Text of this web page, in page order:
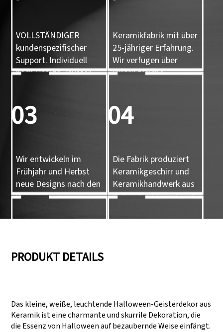
VOLLSTÄNDIGER
kundenspezifischer
Support. Individuell
nach Design, Muster
Keramikfabrik mit über
25-jähriger Erfahrung.
Wir verfügen über
umfangreiche
03
Wir entwickeln im
Frühjahr und Herbst
neue Designs nach den
Vorgaben unserer
04
Die Fabrik produziert
Keramikgeschirr und
Keramikhandwerk aus
Dolomit, Steingut und
große
Produktionsanforderungen
(Walmart), FAMA
(Disney), UNIVERSAL
PRODUKT DETAILS
Das kleine, weiße, leuchtende Halloween-Geisterdekor aus
Keramik ist eine charmante und skurrile Dekoration, die
die Essenz von Halloween auf bezaubernde Weise einfängt.